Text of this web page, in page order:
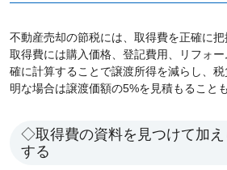
不動産売却の節税には、取得費を正確に把
取得費には購入価格、登記費用、リフォ
確に計算することで譲渡所得を減らし、
明な場合は譲渡価額の5%を見積もること
◇取得費の資料を見つけて加
する